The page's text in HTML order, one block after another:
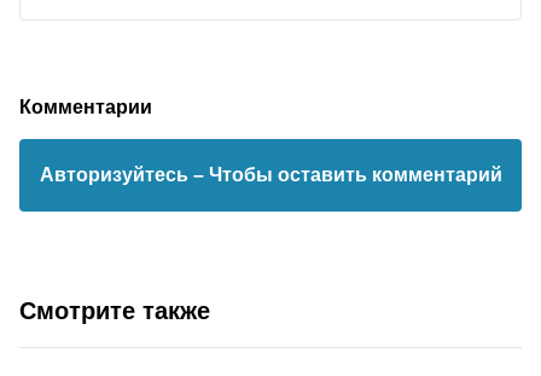
Комментарии
Авторизуйтесь – Чтобы оставить комментарий
Смотрите также